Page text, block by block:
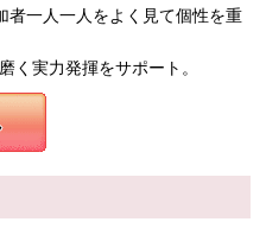
者一人一人をよく見て個性を重
く実力発揮をサポート。